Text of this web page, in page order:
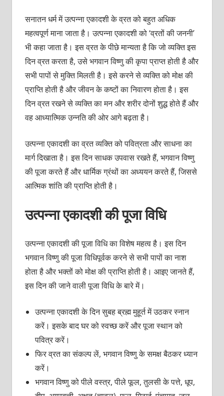
सनातन धर्म में उत्पन्ना एकादशी के व्रत को बहुत अधिक
महत्वपूर्ण माना जाता है। उत्पन्ना एकादशी को ‘व्रतों की जननी’
भी कहा जाता है। इस व्रत के पीछे मान्यता है कि जो व्यक्ति इस
दिन व्रत करता है, उसे भगवान विष्णु की कृपा प्राप्त होती है और
सभी पापों से मुक्ति मिलती है। इसे करने से व्यक्ति को मोक्ष की
प्राप्ति होती है और जीवन के कष्टों का निवारण होता है। इस
दिन व्रत रखने से व्यक्ति का मन और शरीर दोनों शुद्ध होते हैं और
वह आध्यात्मिक उन्नति की ओर आगे बढ़ता है।
उत्पन्ना एकादशी का व्रत व्यक्ति को पवित्रता और साधना का
मार्ग दिखाता है। इस दिन साधक उपवास रखते हैं, भगवान विष्णु
की पूजा करते हैं और धार्मिक ग्रंथों का अध्ययन करते हैं, जिससे
आत्मिक शांति की प्राप्ति होती है।
उत्पन्ना एकादशी की पूजा विधि
उत्पन्ना एकादशी की पूजा विधि का विशेष महत्व है। इस दिन
भगवान विष्णु की पूजा विधिपूर्वक करने से सभी पापों का नाश
होता है और भक्तों को मोक्ष की प्राप्ति होती है। आइए जानते हैं,
इस दिन की जाने वाली पूजा विधि के बारे में।
उत्पन्ना एकादशी के दिन सुबह ब्रह्म मुहूर्त में उठकर स्नान
करें। इसके बाद घर को स्वच्छ करें और पूजा स्थान को
पवित्र करें।
फिर व्रत का संकल्प लें, भगवान विष्णु के समक्ष बैठकर ध्यान
करें।
भगवान विष्णु को पीले वस्त्र, पीले फूल, तुलसी के पत्ते, धूप,